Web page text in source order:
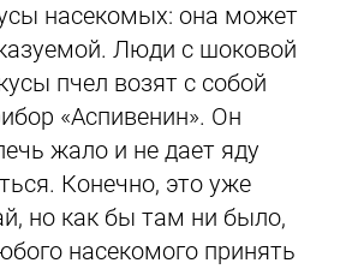
насекомых: она может
Люди с шоковой
пчел во­зят с собой
«Аспиве­нин». Он
жало и не дает яду
Конечно, это уже
но как бы там ни было,
насекомого принять